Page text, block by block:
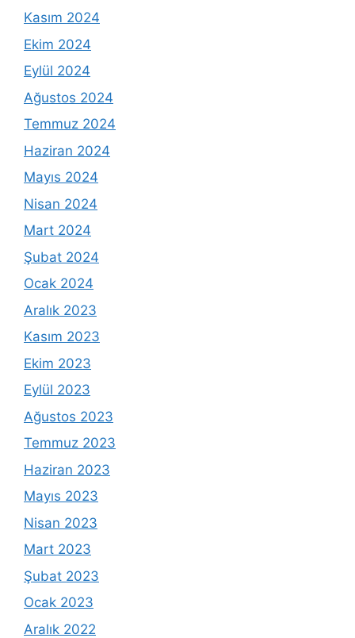
Kasım 2024
Ekim 2024
Eylül 2024
Ağustos 2024
Temmuz 2024
Haziran 2024
Mayıs 2024
Nisan 2024
Mart 2024
Şubat 2024
Ocak 2024
Aralık 2023
Kasım 2023
Ekim 2023
Eylül 2023
Ağustos 2023
Temmuz 2023
Haziran 2023
Mayıs 2023
Nisan 2023
Mart 2023
Şubat 2023
Ocak 2023
Aralık 2022